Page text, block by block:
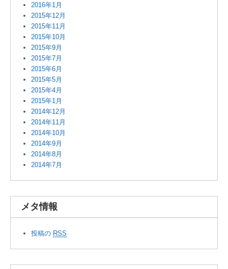
2016年1月
2015年12月
2015年11月
2015年10月
2015年9月
2015年7月
2015年6月
2015年5月
2015年4月
2015年1月
2014年12月
2014年11月
2014年10月
2014年9月
2014年8月
2014年7月
メタ情報
投稿の RSS